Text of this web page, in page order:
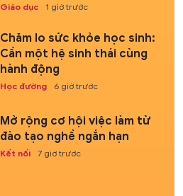
Giáo dục 1 giờ trước
Chăm lo sức khỏe học sinh:
Cần một hệ sinh thái cùng
hành động
Học đường 6 giờ trước
Mở rộng cơ hội việc làm từ
đào tạo nghề ngắn hạn
Kết nối 7 giờ trước